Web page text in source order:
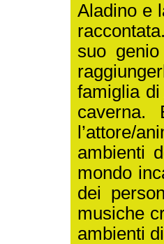
Aladino e
suo
famiglia
caverna.
l’attore/
ambienti
mondo
dei
musiche
ambienti